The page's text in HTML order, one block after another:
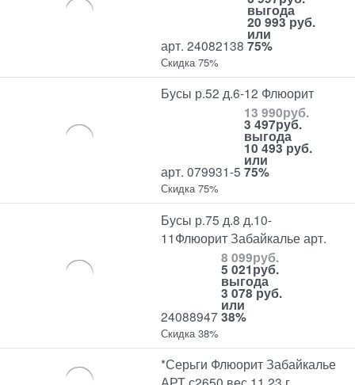
арт. 24082138
выгода
20 993 руб.
или
75%
Скидка 75%
Бусы р.52 д.6-12 Флюорит
арт. 079931-5
13 990руб.
3 497руб.
выгода
10 493 руб.
или
75%
Скидка 75%
Бусы р.75 д.8 д.10-
11Флюорит Забайкалье арт.
24088947
8 099руб.
5 021руб.
выгода
3 078 руб.
или
38%
Скидка 38%
*Серьги Флюорит Забайкалье